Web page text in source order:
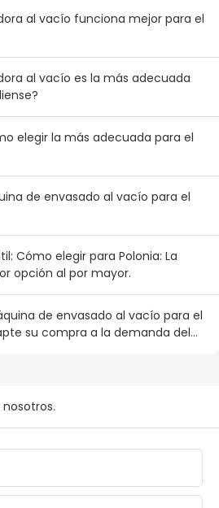
al vacío funciona mejor para el
al vacío es la más adecuada
elegir la más adecuada para el
de envasado al vacío para el
Cómo elegir para Polonia: La
opción al por mayor.
de envasado al vacío para el
su compra a la demanda del